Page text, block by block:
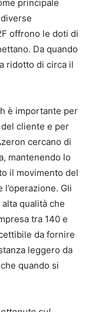
principale
offrono le doti di
Da quando
ridotto di circa il
è importante per
del cliente e per
cercano di
mantenendo lo
il movimento del
Gli
qualità che
tra 140 e
da fornire
leggero da
quando si